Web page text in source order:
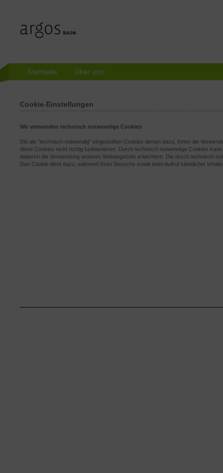
Startseite Über uns
Cookie-Einstellungen
Wir verwenden technisch notwendige Cookies
Die als "technisch notwendig" eingestuften Cookies dienen dazu, Ihnen die
diese Cookies nicht richtig funktionieren. Durch technisch notwendige Cookies
dadurch die Verwendung unseres Webangebots erleichtern. Die durch technisch
Das Cookie dient dazu, während Ihres Besuchs sowie beim Aufruf sämtlicher